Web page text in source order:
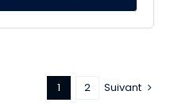
1 2 Suivant